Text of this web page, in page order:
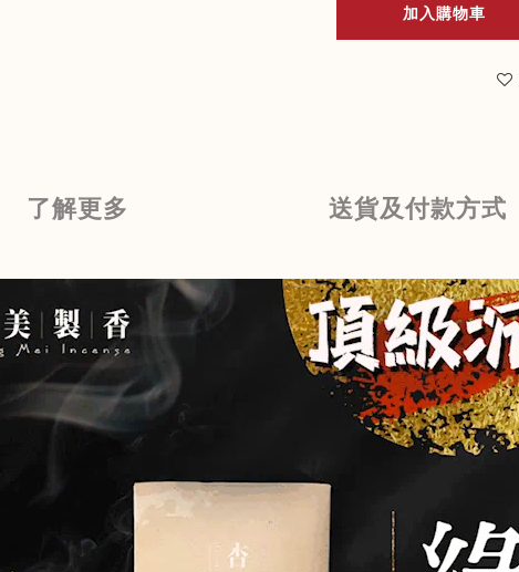
加入購物車
了解更多 送貨及付款方式